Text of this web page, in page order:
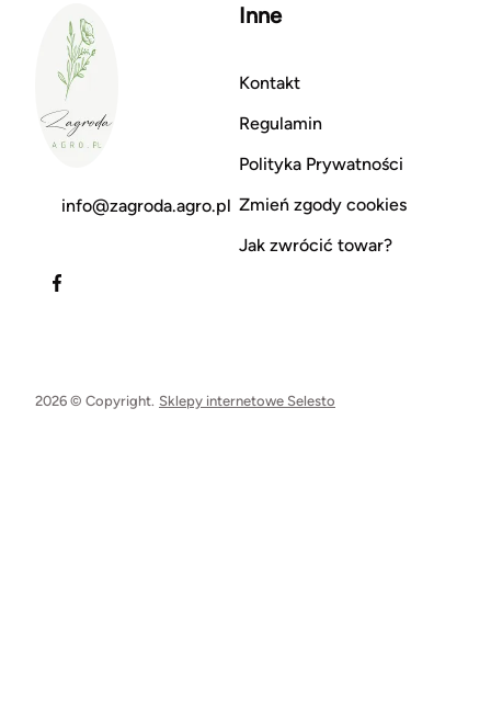
info@zagroda.agro.pl
Inne
Kontakt
Regulamin
Polityka Prywatności
Zmień zgody cookies
Jak zwrócić towar?
2026 © Copyright. Sklepy internetowe Selesto